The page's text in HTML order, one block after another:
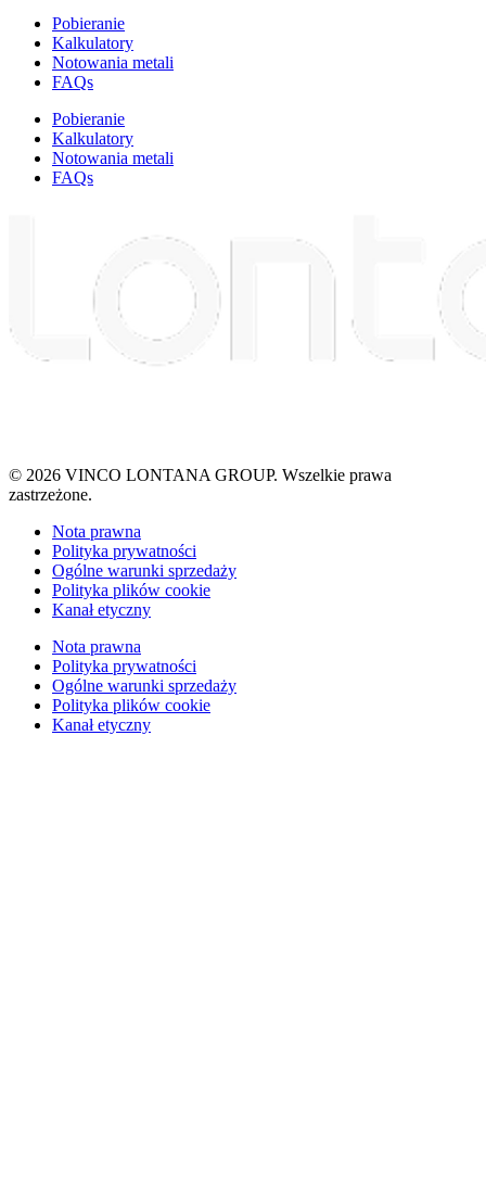
Pobieranie
Kalkulatory
Notowania metali
FAQs
Pobieranie
Kalkulatory
Notowania metali
FAQs
© 2026 VINCO LONTANA GROUP. Wszelkie prawa
zastrzeżone.
Nota prawna
Polityka prywatności
Ogólne warunki sprzedaży
Polityka plików cookie
Kanał etyczny
Nota prawna
Polityka prywatności
Ogólne warunki sprzedaży
Polityka plików cookie
Kanał etyczny